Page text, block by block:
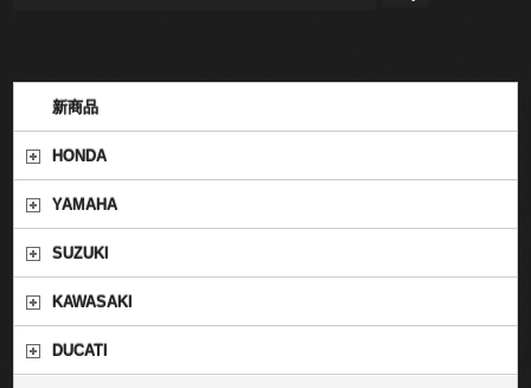
新商品
HONDA
YAMAHA
SUZUKI
KAWASAKI
DUCATI